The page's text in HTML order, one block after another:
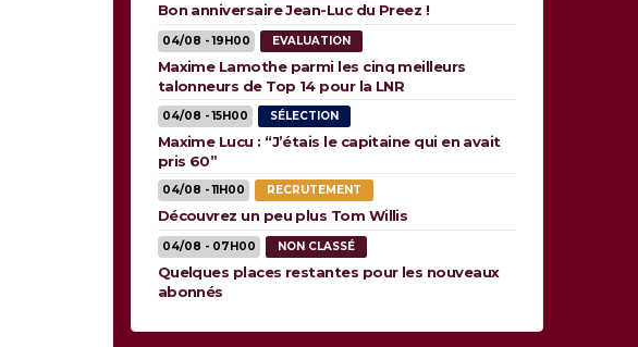
Bon anniversaire Jean-Luc du Preez !
04/08 - 19H00 EVALUATION
Maxime Lamothe parmi les cinq meilleurs
talonneurs de Top 14 pour la LNR
04/08 - 15H00 SÉLECTION
Maxime Lucu : “J’étais le capitaine qui en avait
pris 60”
04/08 - 11H00 RECRUTEMENT
Découvrez un peu plus Tom Willis
04/08 - 07H00 NON CLASSÉ
Quelques places restantes pour les nouveaux
abonnés